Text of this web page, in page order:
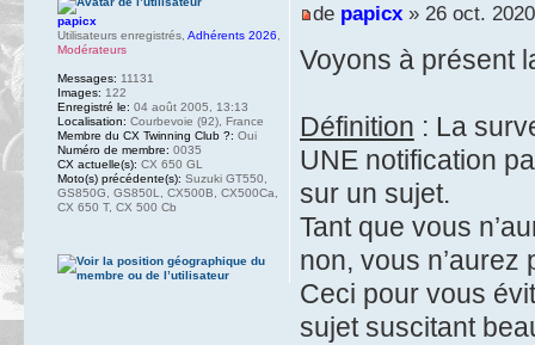
de papicx» 26 oct.
Voyons à présent
Définition : La
UNE notification
sur un sujet.
Tant que vous
non, vous n’aurez
Ceci pour vous
sujet suscitant
papicx
Utilisateurs enregistrés Adhérents 2026
Modérateurs
Messages: 11131
Images: 122
Enregistré le: 04 août 2005, 13:13
Localisation: Courbevoie (92), France
Membre du CX Twinning Club ?: Oui
Numéro de membre: 0035
CX actuelle(s): CX 650 GL
Moto(s) précédente(s): Suzuki GT550,
GS850G, GS850L, CX500B, CX500Ca,
CX 650 T, CX 500 Cb